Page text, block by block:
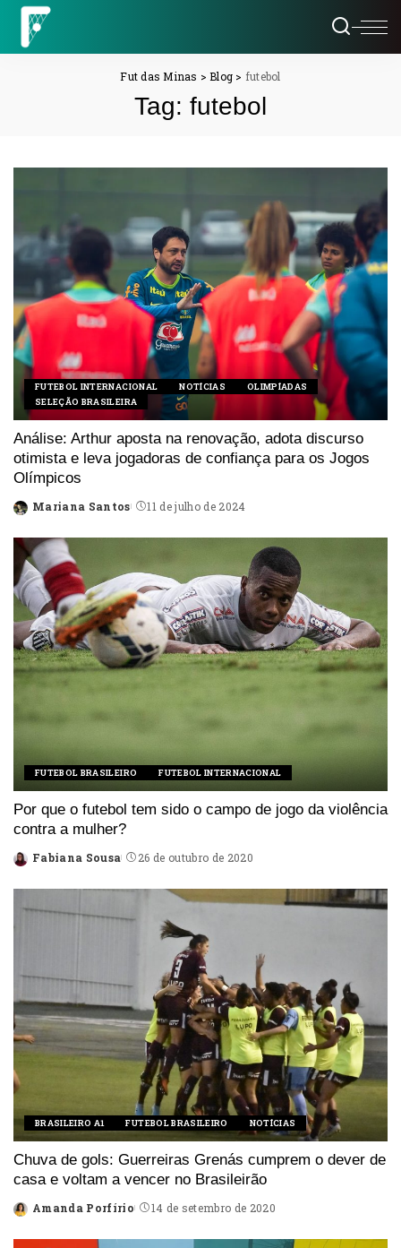
Fut das Minas >Blog > futebol
Tag: futebol
FUTEBOL INTERNACIONAL NOTÍCIAS
OLIMPÍADAS
SELEÇÃO BRASILEIRA
Análise: Arthur aposta na renovação, adota discurso
otimista e leva jogadoras de confiança para os Jogos
Olímpicos
Posted
Mariana Santos 11 de julho de 2024
FUTEBOL BRASILEIRO FUTEBOL INTERNACIONAL
Por que o futebol tem sido o campo de jogo da violência
contra a mulher?
Posted
Fabiana Sousa 26 de outubro de 2020
BRASILEIRO A1 FUTEBOL BRASILEIRO NOTÍCIAS
Chuva de gols: Guerreiras Grenás cumprem o dever de
casa e voltam a vencer no Brasileirão
Posted
Amanda Porfírio 14 de setembro de 2020